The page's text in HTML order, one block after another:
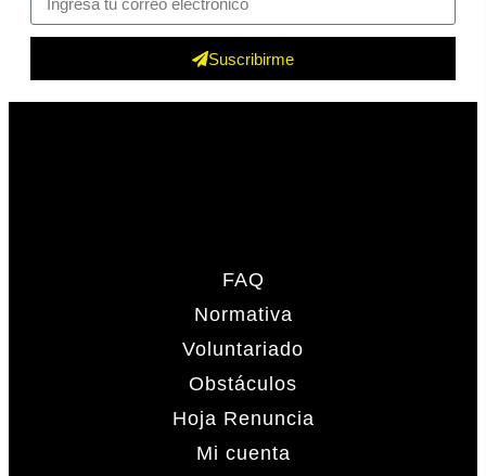
Suscribirme
FAQ
Normativa
Voluntariado
Obstáculos
Hoja Renuncia
Mi cuenta